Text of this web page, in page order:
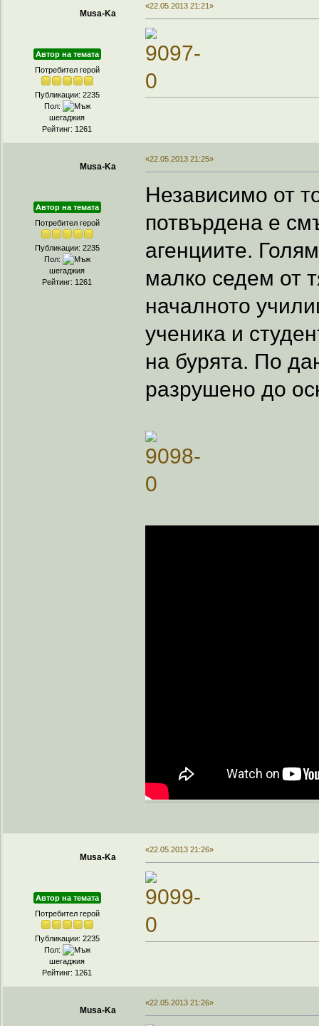
Musa-Ka
Автор на темата
Потребител герой
Публикации: 2235
Пол:
шегаджия
Рейтинг: 1261
«22.05.2013 21:21»
Musa-Ka
Автор на темата
Потребител герой
Публикации: 2235
Пол:
шегаджия
Рейтинг: 1261
«22.05.2013 21:25»
Независимо от
потвърдена е
агенциите.
малко седем от
началното
ученика и
на бурята. По
разрушено до
Musa-Ka
Автор на темата
Потребител герой
Публикации: 2235
Пол:
шегаджия
Рейтинг: 1261
«22.05.2013 21:26»
Musa-Ka
«22.05.2013 21:26»